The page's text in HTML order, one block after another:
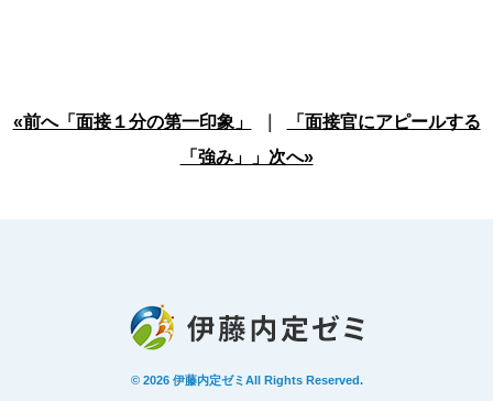
«前へ「面接１分の第一印象」
「面接官にアピールする
「強み」」次へ»
© 2026 伊藤内定ゼミ All Rights Reserved.